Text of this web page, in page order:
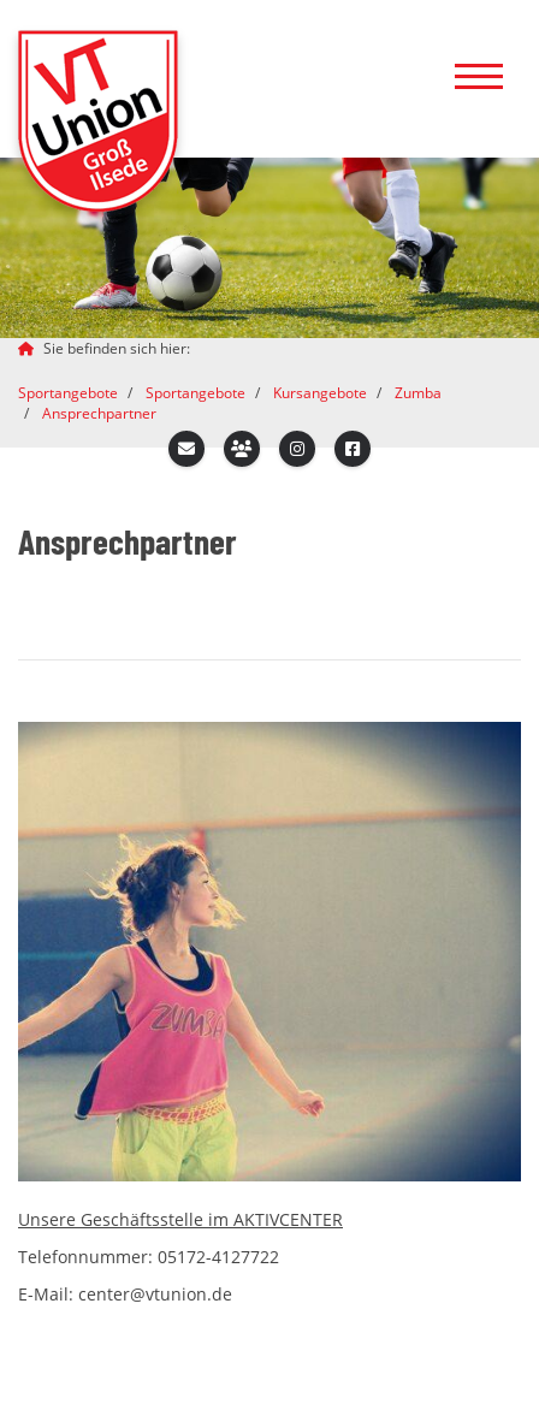
Sie befinden sich hier:
Sportangebote Sportangebote Kursangebote
Zumba
Ansprechpartner
Ansprechpartner
Unsere Geschäftsstelle im AKTIVCENTER
Telefonnummer: 05172-4127722
E-Mail: center@vtunion.de